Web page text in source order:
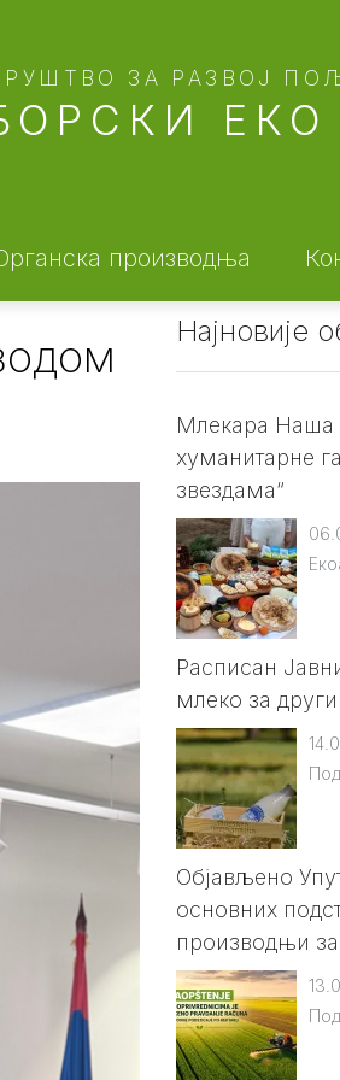
ЕКО
ЗА РАЗВОЈ
производња
Најновије
Млекара Наша
хуманитарне
звездама“
Расписан
млеко за
Објављено
основних
производњи